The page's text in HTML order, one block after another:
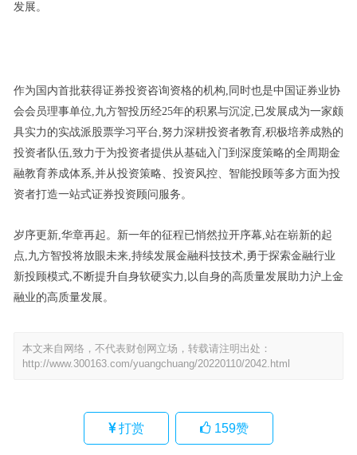
发展。
作为国内首批获得证券投资咨询资格的机构,同时也是中国证券业协
会会员理事单位,九方智投历经25年的积累与沉淀,已发展成为一家颇
具实力的实战派股票学习平台,努力深耕投资者教育,积极培养成熟的
投资者队伍,致力于为投资者提供从基础入门到深度策略的全周期金
融教育养成体系,并从投资策略、投资风控、智能投顾等多方面为投
资者打造一站式证券投资顾问服务。
岁序更新,华章再起。新一年的征程已悄然拉开序幕,站在崭新的起
点,九方智投将放眼未来,持续发展金融科技技术,勇于探索金融行业
新投顾模式,不断提升自身软硬实力,以自身的高质量发展助力沪上金
融业的高质量发展。
本文来自网络，不代表财创网立场，转载请注明出处：
http://www.300163.com/yuangchuang/20220110/2042.html
打赏 159赞